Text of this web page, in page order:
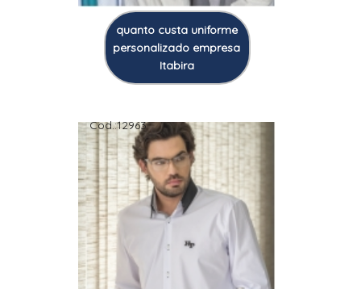
quanto custa uniforme
personalizado empresa
Itabira
Cod.:12963